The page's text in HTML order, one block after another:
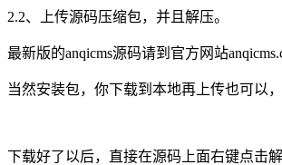
2.2、上传源码压缩包，并且解压。
最新版的anqicms源码请到官方网站
当然安装包，你下载到本地再上传也可以
下载好了以后，直接在源码上面右键点击